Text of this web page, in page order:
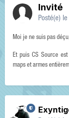
Invité
Posté(e)
Moi je ne suis pas
Et puis CS Source
maps et armes